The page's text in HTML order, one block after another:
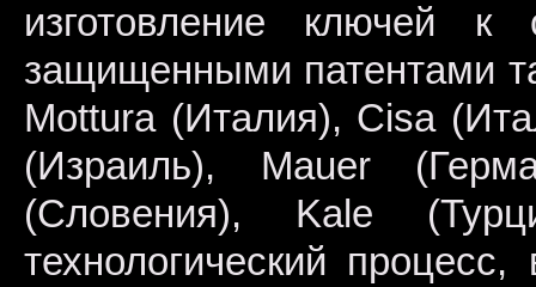
изготовление ключей
защищенными патентами
Mottura (Италия), Cisa
(Израиль), Mauer
(Словения), Kale
технологический